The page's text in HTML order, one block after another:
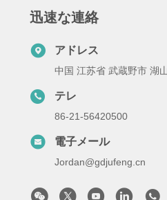
迅速な連絡
アドレス
中国 江苏省 武蔵野市 湖
テレ
86-21-56420500
電子メール
Jordan@gdjufeng.cn